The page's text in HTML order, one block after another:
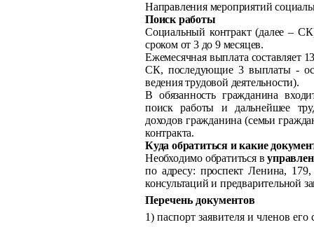
Направления мероприятий
Поиск работы
Социальный контракт (далее –
сроком от 3 до 9 месяцев.
Ежемесячная выплата составляет
СК, последующие 3 выплаты -
ведения трудовой деятельности).
В обязанность гражданина
поиск работы и дальнейшее
доходов гражданина (семьи
контракта.
Куда обратиться и какие
Необходимо обратиться в
по адресу: проспект Ленина,
консультаций и предварительной
Перечень документов
1) паспорт заявителя и членов его